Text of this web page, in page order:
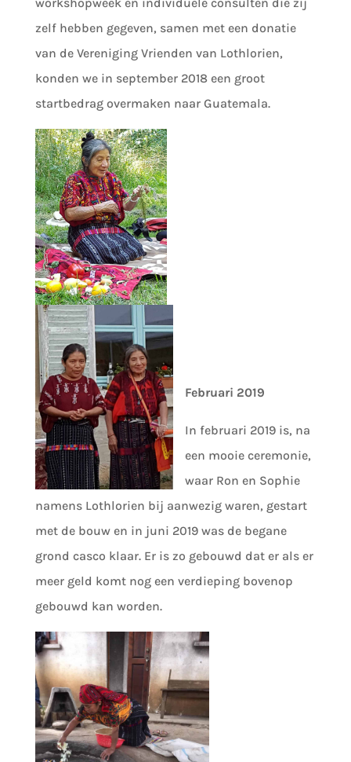
zelf hebben gegeven, samen met een donatie
van de Vereniging Vrienden van Lothlorien,
konden we in september 2018 een groot
startbedrag overmaken naar Guatemala.
Februari 2019
In februari 2019 is, na
een mooie ceremonie,
waar Ron en Sophie
namens Lothlorien bij aanwezig waren, gestart
met de bouw en in juni 2019 was de begane
grond casco klaar. Er is zo gebouwd dat er als er
meer geld komt nog een verdieping bovenop
gebouwd kan worden.